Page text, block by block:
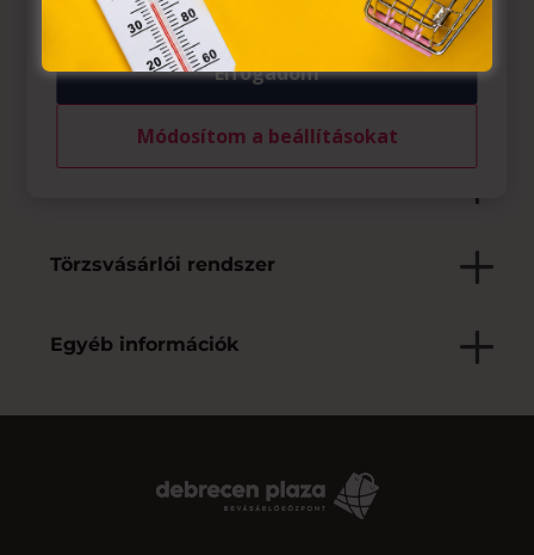
Az üzletről
Elfogadott fizetési eszközök
Törzsvásárlói rendszer
Egyéb információk
Elfogadom
Módosítom a beállításokat